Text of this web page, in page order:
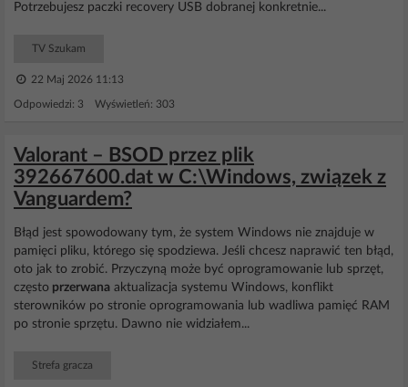
Potrzebujesz paczki recovery USB dobranej konkretnie...
TV Szukam
22 Maj 2026 11:13
Odpowiedzi: 3 Wyświetleń: 303
Valorant – BSOD przez plik
392667600.dat w C:\Windows, związek z
Vanguardem?
Błąd jest spowodowany tym, że system Windows nie znajduje w
pamięci pliku, którego się spodziewa. Jeśli chcesz naprawić ten błąd,
oto jak to zrobić. Przyczyną może być oprogramowanie lub sprzęt,
często przerwana aktualizacja systemu Windows, konflikt
sterowników po stronie oprogramowania lub wadliwa pamięć RAM
po stronie sprzętu. Dawno nie widziałem...
Strefa gracza